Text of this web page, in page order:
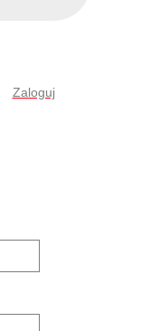
Zaloguj